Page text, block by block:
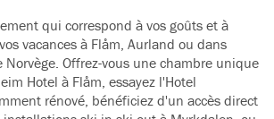
qui correspond à vos goûts et à
vacances à Flåm, Aurland ou dans
Norvège. Offrez-vous une chambre unique
Hotel à Flåm, essayez l'Hotel
rénové, bénéficiez d'un accès direct